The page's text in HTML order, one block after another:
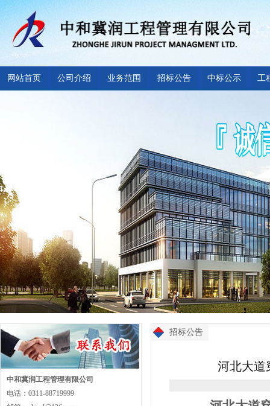
网站首页 公司介绍 业务范围 招标公告 中标公示 工
中和冀润工程管理有限公司
电话：0311-88719999
招标公告
河北大道